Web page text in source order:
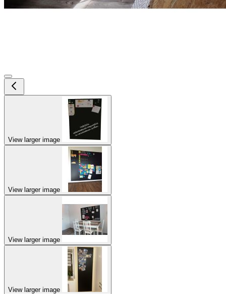
View larger image
View larger image
View larger image
View larger image